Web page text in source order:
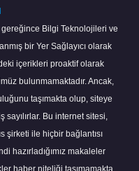
gereğince Bilgi Teknolojileri ve
bir Yer Sağlayıcı olarak
içerikleri proaktif olarak
bulunmamaktadır. Ancak,
taşımakta olup, siteye
Bu internet sitesi,
şirketi ile hiçbir bağlantısı
hazırladığımız makaleler
haber niteliği taşımamakta